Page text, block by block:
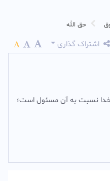
حق الله
اشتراک گذاری
خدا نسبت به آن مسئول است؛